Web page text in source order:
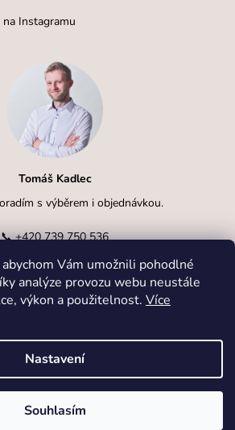
Vám umožnili pohodlné
analýze provozu webu neustále
výkon a použitelnost. Více
Nastavení
Souhlasím
Instagramu
Tomáš Kadlec
s výběrem i objednávkou.
📞+420 739 750 536
✉️info@kadlcak.cz
Vytvořil Shoptet
kadlcak.cz. Všechna práva vyhrazena.